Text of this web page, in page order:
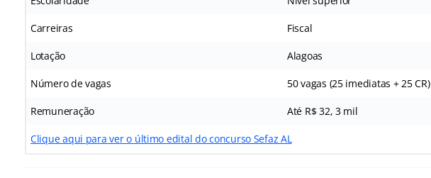
Carreiras Fiscal
Lotação Alagoas
Número de vagas 50 vagas (25 imediatas + 25 CR)
Remuneração Até R$ 32, 3 mil
Clique aqui para ver o último edital do concurso Sefaz AL